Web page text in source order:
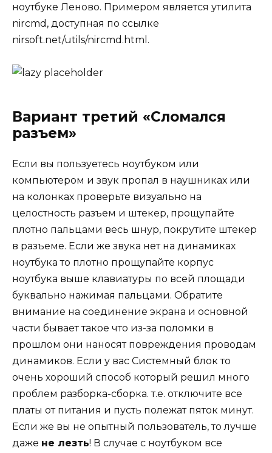
ноутбуке Леново. Примером является утилита
nircmd, доступная по ссылке
nirsoft.net/utils/nircmd.html.
Вариант третий «Сломался
разъем»
Если вы пользуетесь ноутбуком или
компьютером и звук пропал в наушниках или
на колонках проверьте визуально на
целостность разъем и штекер, прощупайте
плотно пальцами весь шнур, покрутите штекер
в разъеме. Если же звука нет на динамиках
ноутбука то плотно прощупайте корпус
ноутбука выше клавиатуры по всей площади
буквально нажимая пальцами. Обратите
внимание на соединение экрана и основной
части бывает такое что из-за поломки в
прошлом они наносят повреждения проводам
динамиков. Если у вас Системный блок то
очень хороший способ который решил много
проблем разборка-сборка. т.е. отключите все
платы от питания и пусть полежат пяток минут.
Если же вы не опытный пользователь, то лучше
даже не лезть! В случае с ноутбуком все